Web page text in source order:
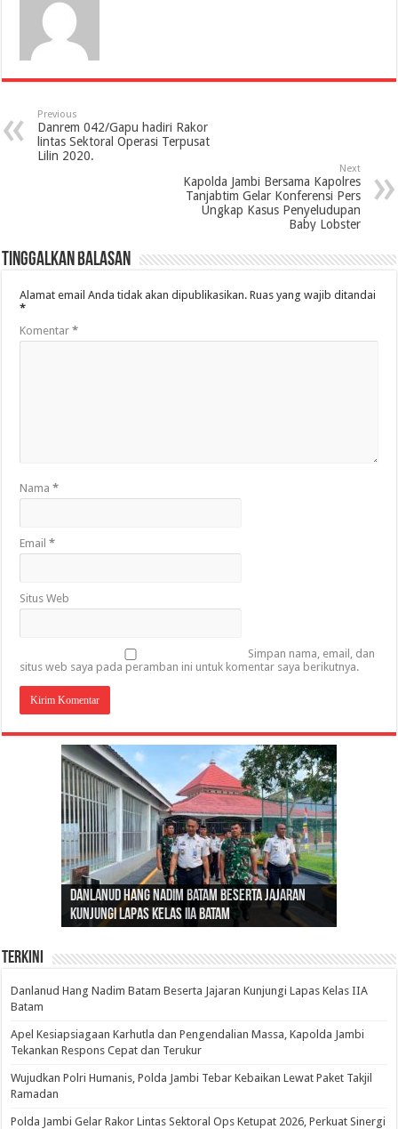
Previous
Danrem 042/Gapu hadiri Rakor
lintas Sektoral Operasi Terpusat
Lilin 2020.
Next
Kapolda Jambi Bersama Kapolres
Tanjabtim Gelar Konferensi Pers
Ungkap Kasus Penyeludupan
Baby Lobster
Tinggalkan Balasan
Alamat email Anda tidak akan dipublikasikan. Ruas yang wajib ditandai
*
Komentar*
Nama*
Email*
Situs Web
Simpan nama, email, dan
situs web saya pada peramban ini untuk komentar saya berikutnya.
Danlanud Hang Nadim Batam Beserta Jajaran
Kunjungi Lapas Kelas IIA Batam
Silaturahmi dan Reses Komite I DPD RI di Polda
Jambi Bahas Sinergitas Penanganan Narkotika
Gubernur Al Haris: Lomba Cerdas Cermat Sarana
Edukasi Pembentukan Karakter Generasi
Penerus
Gubernur Al Haris Dorong Koperasi Merah Putih
Cepat Beroperasi Agar Bisa Layani Masyarakat
Penuhi Kebutuhannya
Sosok Fenomenal yang Menggetarkan
Nusantara: Ratu Wangsa, Wanita Berkelas
dengan Pengaruh Internasional
Terkini
Danlanud Hang Nadim Batam Beserta Jajaran Kunjungi Lapas Kelas IIA
Batam
Apel Kesiapsiagaan Karhutla dan Pengendalian Massa, Kapolda Jambi
Tekankan Respons Cepat dan Terukur
Wujudkan Polri Humanis, Polda Jambi Tebar Kebaikan Lewat Paket Takjil
Ramadan
Polda Jambi Gelar Rakor Lintas Sektoral Ops Ketupat 2026, Perkuat Sinergi